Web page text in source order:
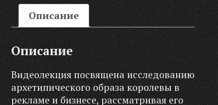
Описание
Описание
Видеолекция посвящена исследованию
архетипического образа королевы в
рекламе и бизнесе, рассматривая его